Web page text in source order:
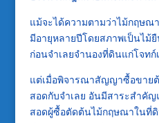
แม้จะได้ความตามว่าไม้กฤษณ
มีอายุหลายปีโดยสภาพเป็นไม้
ก่อนจำเลยจำนองที่ดินแก่โจท
แต่เมื่อพิจารณาสัญญาซื้อขาย
สอดกับจำเลย อันมีสาระสำคัญ
สอดผู้ซื้อตัดต้นไม้กฤษณาในที่